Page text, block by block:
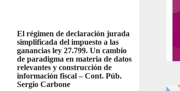
El régimen de declaración jurada
simplificada del impuesto a las
ganancias ley 27.799. Un cambio
de paradigma en materia de datos
relevantes y construcción de
información fiscal – Cont. Púb.
Sergio Carbone